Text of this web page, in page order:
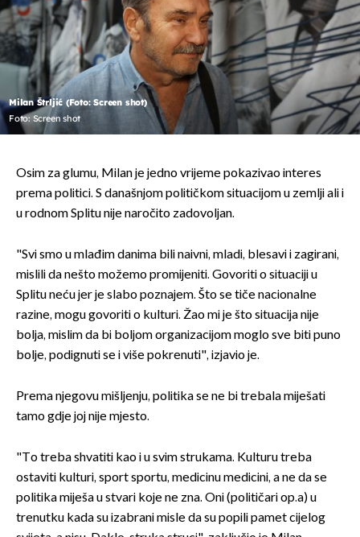
Milan Štrljić (Foto: Screen shot)
Foto: Screen shot
Osim za glumu, Milan je jedno vrijeme pokazivao interes
prema politici. S današnjom političkom situacijom u zemlji ali i
u rodnom Splitu nije naročito zadovoljan.
"Svi smo u mlađim danima bili naivni, mladi, blesavi i zagirani,
mislili da nešto možemo promijeniti. Govoriti o situaciji u
Splitu neću jer je slabo poznajem. Što se tiče nacionalne
razine, mogu govoriti o kulturi. Žao mi je što situacija nije
bolja, mislim da bi boljom organizacijom moglo sve biti puno
bolje, podignuti se i više pokrenuti", izjavio je.
Prema njegovu mišljenju, politika se ne bi trebala miješati
tamo gdje joj nije mjesto.
"To treba shvatiti kao i u svim strukama. Kulturu treba
ostaviti kulturi, sport sportu, medicinu medicini, a ne da se
politika miješa u stvari koje ne zna. Oni (političari op.a) u
trenutku kada su izabrani misle da su popili pamet cijelog